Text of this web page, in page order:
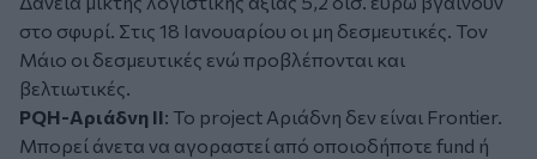
στο σφυρί. Στις 18 Ιανουαρίου οι μη δεσμευτικές. Τον
Μάιο οι δεσμευτικές ενώ προβλέπονται και
βελτιωτικές.
PQH-Αριάδνη ΙΙ: Το project Αριάδνη δεν είναι Frontier.
Μπορεί άνετα να αγοραστεί από οποιοδήποτε fund ή